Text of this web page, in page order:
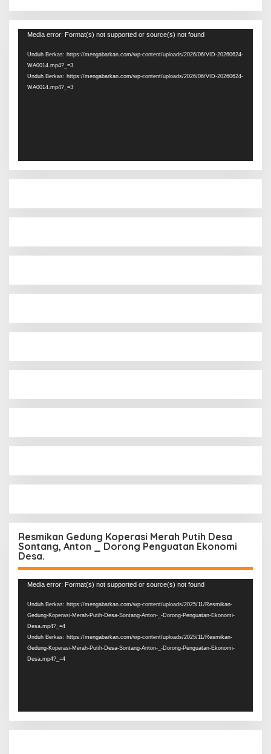
Pemutar
Media error: Format(s) not supported or source(s) not found
Unduh Berkas: https://mengabarkan.com/wp-content/uploads/2026/06/VID-20260624-
WA0014.mp4?_=3
Unduh Berkas: https://mengabarkan.com/wp-content/uploads/2026/06/VID-20260624-
WA0014.mp4?_=3
Resmikan Gedung Koperasi Merah Putih Desa
Sontang, Anton _ Dorong Penguatan Ekonomi
Desa.
Pemutar
Media error: Format(s) not supported or source(s) not found
Unduh Berkas: https://mengabarkan.com/wp-content/uploads/2025/11/Resmikan-
Gedung-Koperasi-Merah-Putih-Desa-Sontang-Anton-_-Dorong-Penguatan-Ekonomi-
Desa.mp4?_=4
Unduh Berkas: https://mengabarkan.com/wp-content/uploads/2025/11/Resmikan-
Gedung-Koperasi-Merah-Putih-Desa-Sontang-Anton-_-Dorong-Penguatan-Ekonomi-
Desa.mp4?_=4